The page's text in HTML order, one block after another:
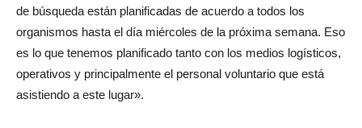
de búsqueda están planificadas de acuerdo a todos los
organismos hasta el día miércoles de la próxima semana. Eso
es lo que tenemos planificado tanto con los medios logísticos,
operativos y principalmente el personal voluntario que está
asistiendo a este lugar».